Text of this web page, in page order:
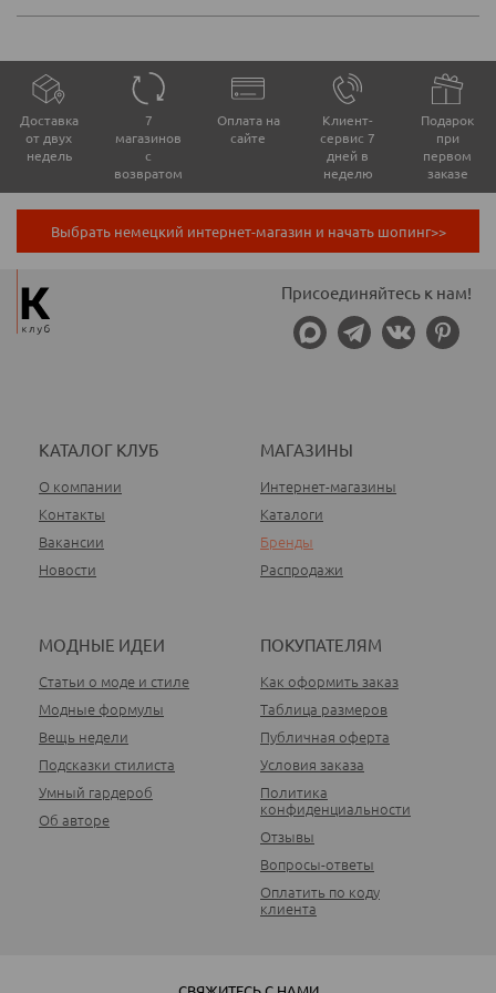
Доставка
от двух
недель
7
магазинов
с
возвратом
Оплата на
сайте
Клиент-
сервис 7
дней в
неделю
Подарок
при
первом
заказе
Выбрать немецкий интернет-магазин и начать шопинг>>
Присоединяйтесь к нам!
КАТАЛОГ КЛУБ
О компании
Контакты
Вакансии
Новости
ПОКУПАТЕЛЯМ
Как оформить заказ
Таблица размеров
Публичная оферта
Условия заказа
Политика
конфиденциальности
Отзывы
Вопросы-ответы
Оплатить по коду
клиента
МАГАЗИНЫ
Интернет-магазины
Каталоги
Бренды
Распродажи
МОДНЫЕ ИДЕИ
Статьи о моде и стиле
Модные формулы
Вещь недели
Подсказки стилиста
Умный гардероб
Об авторе